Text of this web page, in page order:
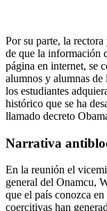
Por su parte, la
de que la información
página en internet, se
alumnos y alumnas
los estudiantes
histórico que se ha
llamado decreto
Narrativa
En la reunión el
general del Onamcu,
que el país conozca
coercitivas han